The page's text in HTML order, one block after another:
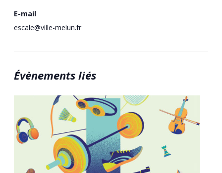
E-mail
escale@ville-melun.fr
Évènements liés